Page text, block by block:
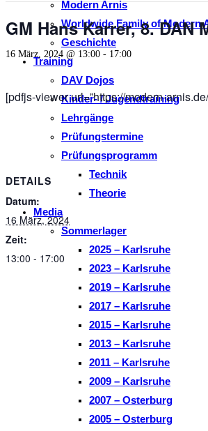
Modern Arnis
Worldwide Family of Modern
Geschichte
Training
DAV Dojos
Kinder- / Jugendtraining
Lehrgänge
Prüfungstermine
Prüfungsprogramm
Technik
Theorie
Media
Sommerlager
2025 – Karlsruhe
2023 – Karlsruhe
2019 – Karlsruhe
2017 – Karlsruhe
2015 – Karlsruhe
2013 – Karlsruhe
2011 – Karlsruhe
2009 – Karlsruhe
2007 – Osterburg
2005 – Osterburg
GM Hans Karrer, 8. DAN
16 März, 2024 @ 13:00 - 17:00
[pdfjs-viewer url=”https://modern-
DETAILS
Datum:
16 März, 2024
Zeit:
13:00 - 17:00